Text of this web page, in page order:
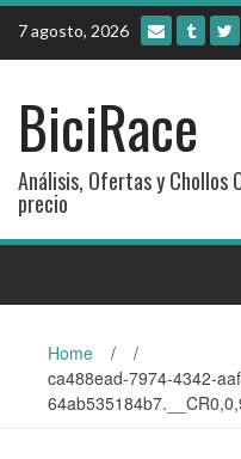
Skip
content
7 agosto, 2026
BiciRace
Análisis, Ofertas y Chollos
precio
Home /
/
ca488ead-7974-4342-